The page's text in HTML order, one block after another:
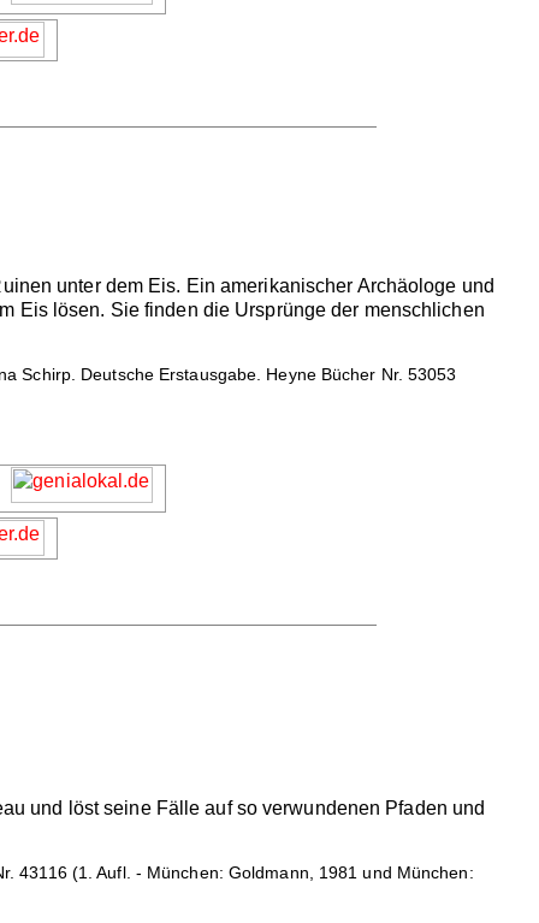
unter dem Eis. Ein amerikanischer Archäologe und
Eis lösen. Sie finden die Ursprünge der menschlichen
Schirp. Deutsche Erstausgabe. Heyne Bücher Nr. 53053
und löst seine Fälle auf so verwundenen Pfaden und
43116 (1. Aufl. - München: Goldmann, 1981 und München: